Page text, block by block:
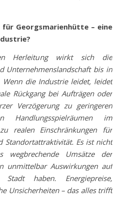
Georgsmarienhütte – eine
Herleitung wirkt sich die
Unternehmenslandschaft bis in
Wenn die Industrie leidet, leidet
Rückgang bei Aufträgen oder
Verzögerung zu geringeren
Handlungsspielräumen im
realen Einschränkungen für
Standortattraktivität. Es ist nicht
Umsätze der
unmittelbar Auswirkungen auf
haben. Energiepreise,
Unsicherheiten – das alles trifft